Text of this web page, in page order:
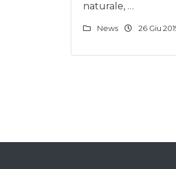
naturale, …
News 26 Giu